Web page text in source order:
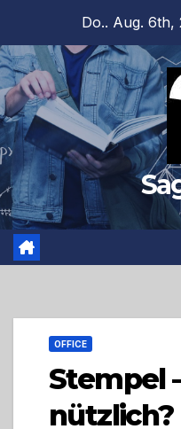
springen
Do.. Aug. 6th,
OFFICE
Stempel
nützlich?